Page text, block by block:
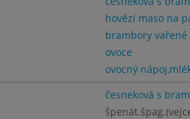
hovězí maso na
brambory vařené
ovoce
ovocný
česneková s